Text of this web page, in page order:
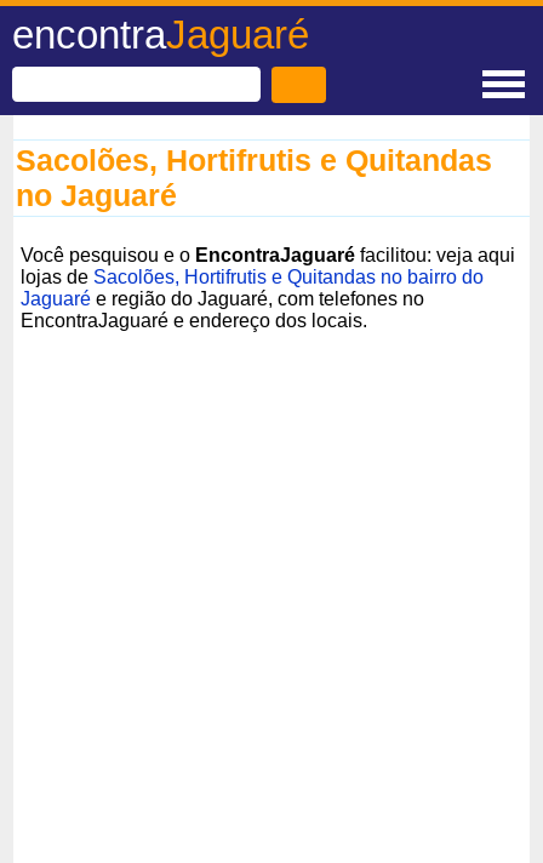
encontraJaguaré
Sacolões, Hortifrutis e Quitandas
no Jaguaré
Você pesquisou e o EncontraJaguaré facilitou: veja aqui
lojas de Sacolões, Hortifrutis e Quitandas no bairro do
Jaguaré e região do Jaguaré, com telefones no
EncontraJaguaré e endereço dos locais.